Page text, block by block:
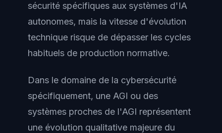
sécurité spécifiques aux systèmes d'IA
autonomes, mais la vitesse d'évolution
technique risque de dépasser les cycles
habituels de production normative.
Dans le domaine de la cybersécurité
spécifiquement, une AGI ou des
systèmes proches de l'AGI représentent
une évolution qualitative majeure du